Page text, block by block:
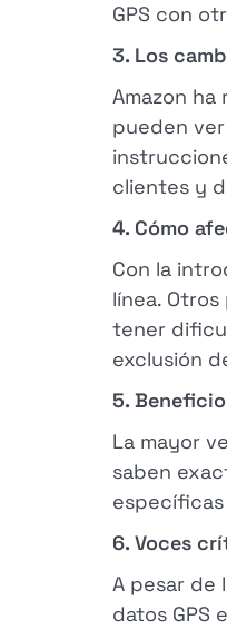
GPS con
3. Los
Amazon
pueden
clientes y
4. Cómo
Con la
línea.
tener
exclusión
5.
La mayor
saben
6. Voces
A pesar de
datos GPS